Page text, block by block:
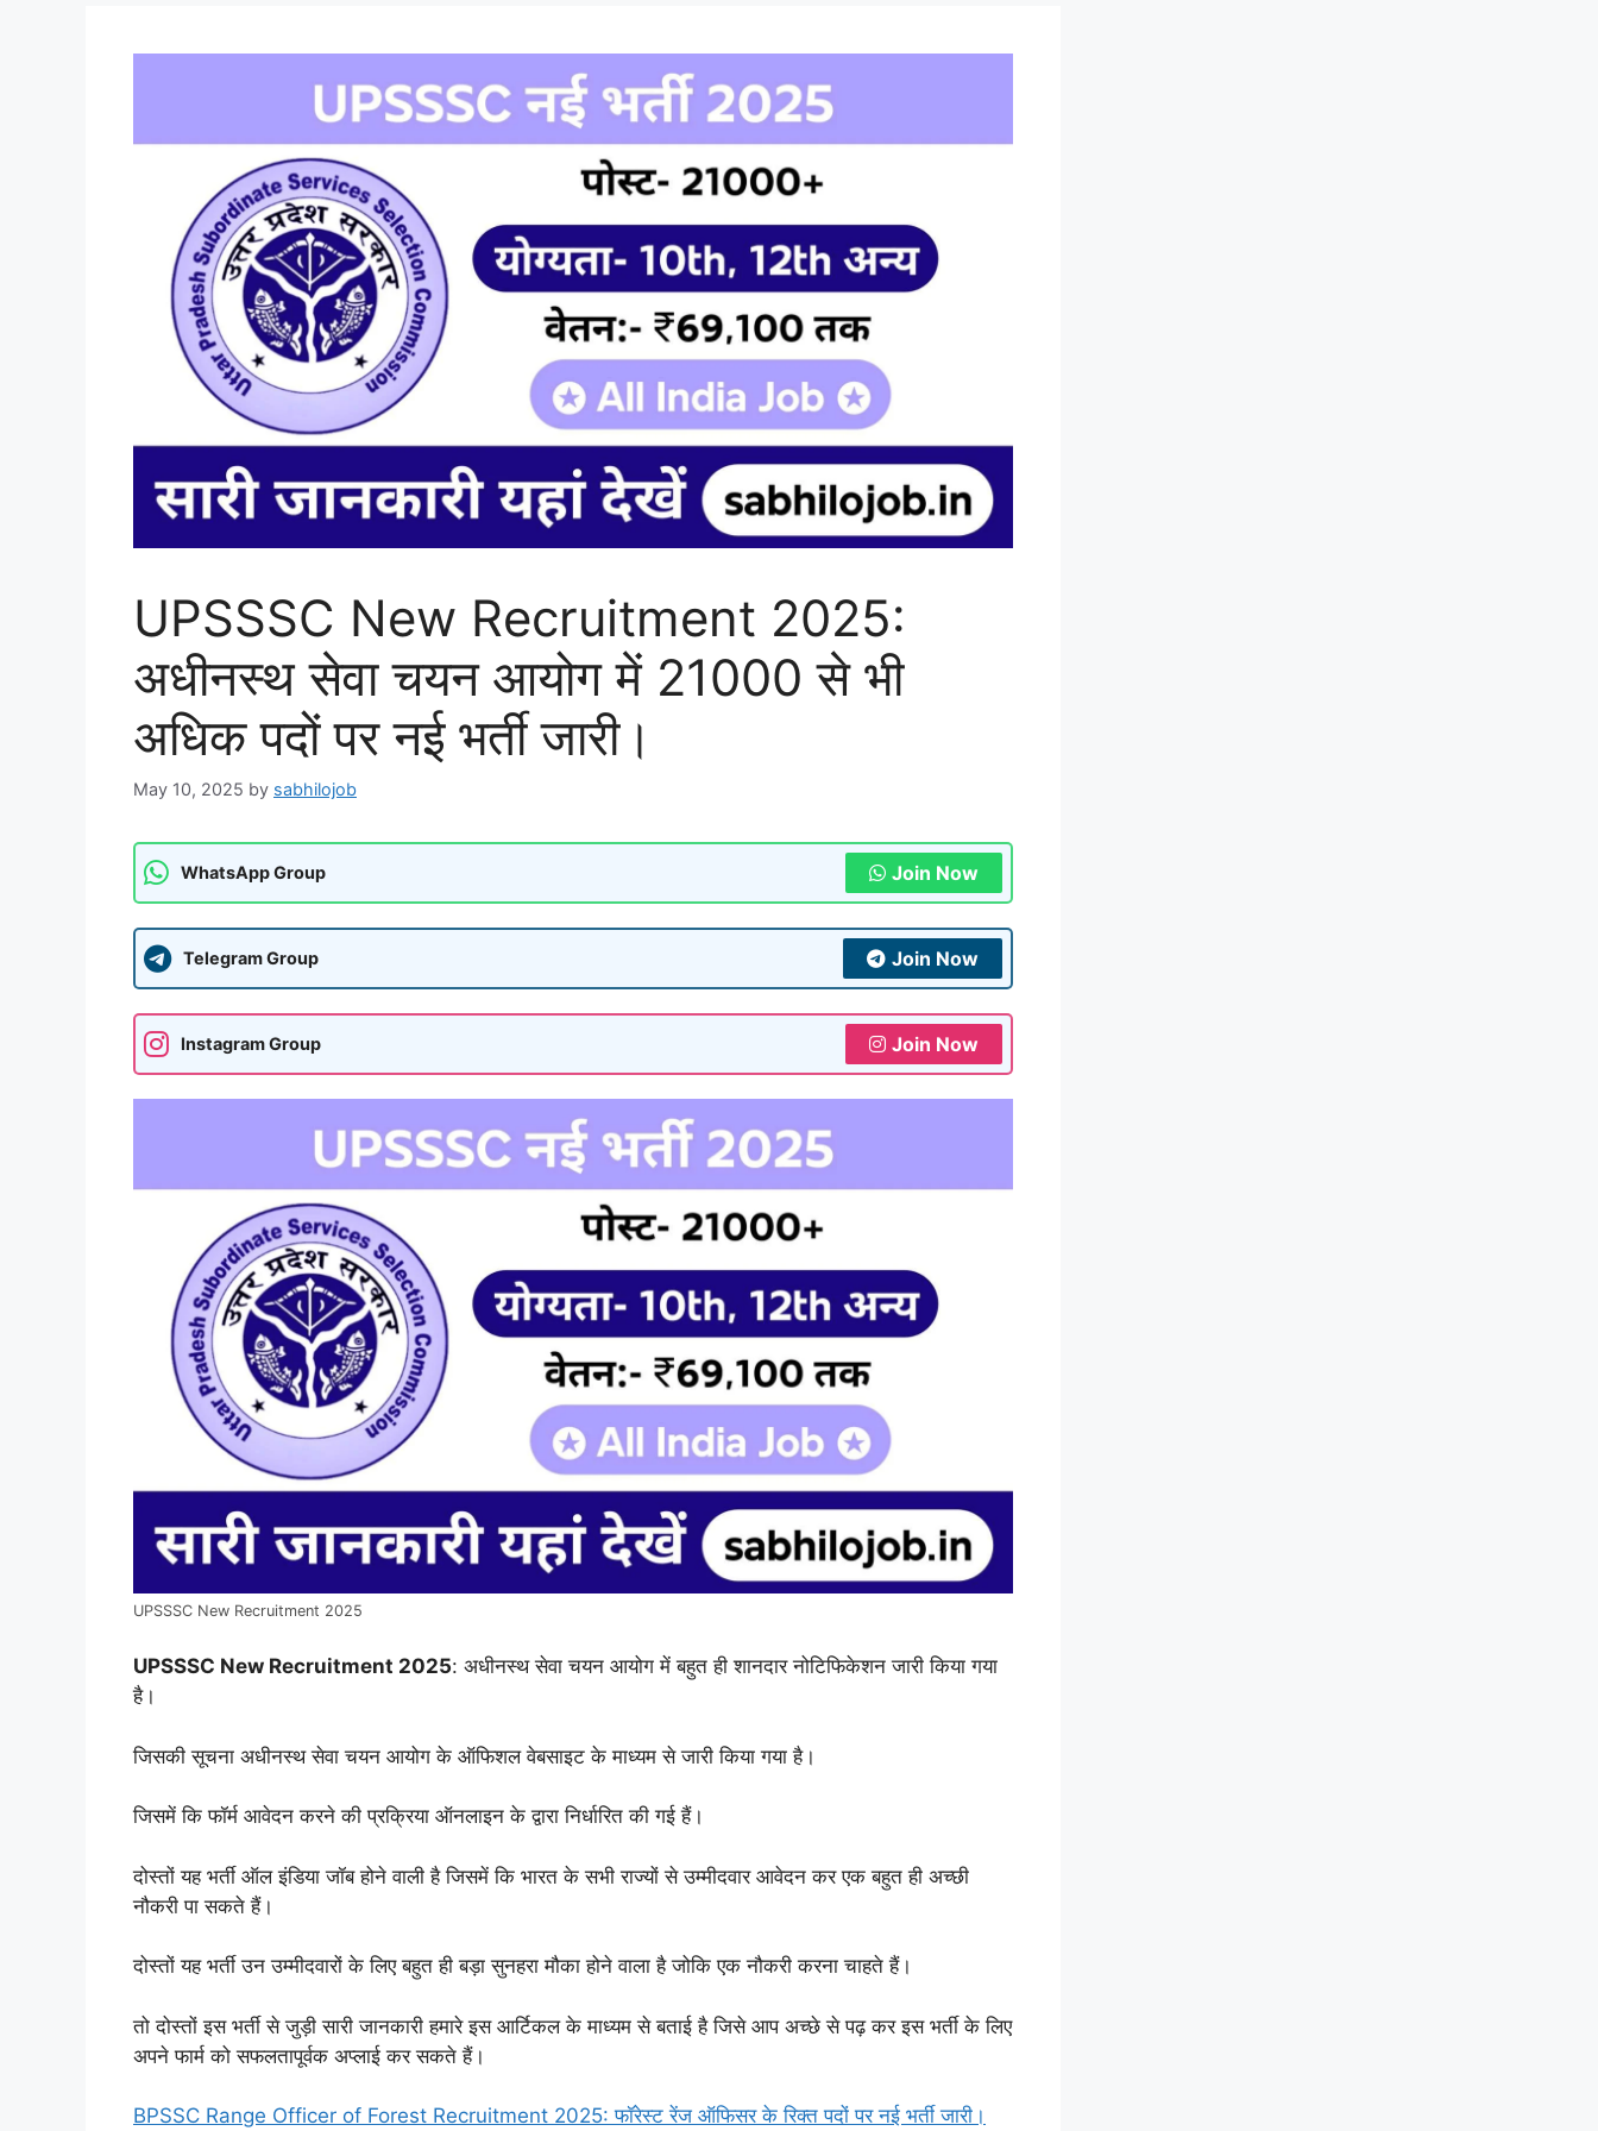
UPSSSC New Recruitment 2025:
अधीनस्थ सेवा चयन आयोग में 21000 से भी
अधिक पदों पर नई भर्ती जारी।
May 10, 2025 by sabhilojob
WhatsApp Group Join Now
Telegram Group Join Now
Instagram Group Join Now
UPSSSC New Recruitment 2025
UPSSSC New Recruitment 2025: अधीनस्थ सेवा चयन आयोग में बहुत ही शानदार नोटिफिकेशन जारी किया गया
है।
जिसकी सूचना अधीनस्थ सेवा चयन आयोग के ऑफिशल वेबसाइट के माध्यम से जारी किया गया है।
जिसमें कि फॉर्म आवेदन करने की प्रक्रिया ऑनलाइन के द्वारा निर्धारित की गई हैं।
दोस्तों यह भर्ती ऑल इंडिया जॉब होने वाली है जिसमें कि भारत के सभी राज्यों से उम्मीदवार आवेदन कर एक बहुत ही अच्छी
नौकरी पा सकते हैं।
दोस्तों यह भर्ती उन उम्मीदवारों के लिए बहुत ही बड़ा सुनहरा मौका होने वाला है जोकि एक नौकरी करना चाहते हैं।
तो दोस्तों इस भर्ती से जुड़ी सारी जानकारी हमारे इस आर्टिकल के माध्यम से बताई है जिसे आप अच्छे से पढ़ कर इस भर्ती के लिए
अपने फार्म को सफलतापूर्वक अप्लाई कर सकते हैं।
BPSSC Range Officer of Forest Recruitment 2025: फॉरेस्ट रेंज ऑफिसर के रिक्त पदों पर नई भर्ती जारी।